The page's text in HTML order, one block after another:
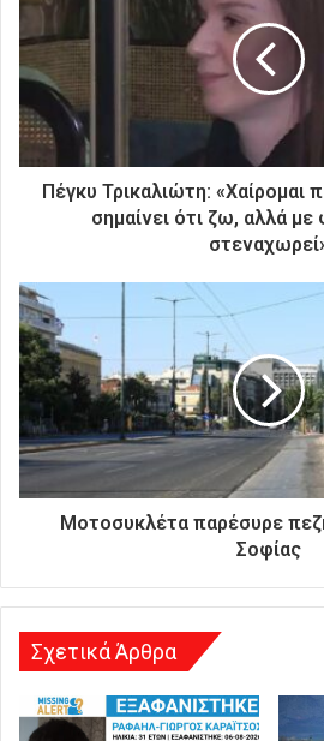
η
ν
λ
ε
κ
κ
ή
σ
α
ς
ι
ε
ύ
σ
Πέγκυ Τρικαλιώτη: «Χαίρομαι
σημαίνει ότι ζω, αλλά με
Μοτοσυκλέτα παρέσυρε
Σοφίας
Σχετικά Άρθρα